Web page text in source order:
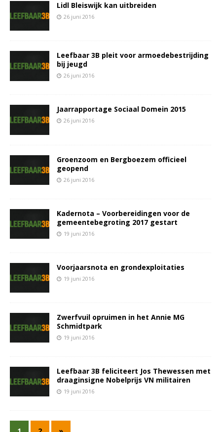
Lidl Bleiswijk kan uitbreiden
26 juni 2016
Leefbaar 3B pleit voor armoedebestrijding
bij jeugd
26 juni 2016
Jaarrapportage Sociaal Domein 2015
26 juni 2016
Groenzoom en Bergboezem officieel
geopend
26 juni 2016
Kadernota – Voorbereidingen voor de
gemeentebegroting 2017 gestart
19 juni 2016
Voorjaarsnota en grondexploitaties
19 juni 2016
Zwerfvuil opruimen in het Annie MG
Schmidtpark
19 juni 2016
Leefbaar 3B feliciteert Jos Thewessen met
draaginsigne Nobelprijs VN militairen
19 juni 2016